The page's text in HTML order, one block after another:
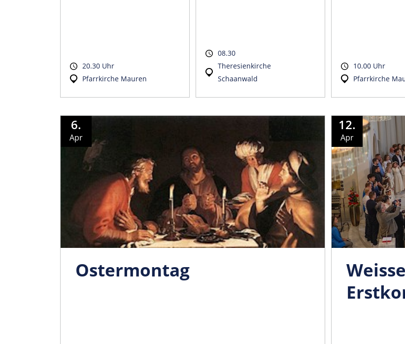
20.30 Uhr
Pfarrkirche Mauren
08.30
Theresienkirche
Schaanwald
10.00 Uhr
Pfarrkirche
6.
Apr
Ostermontag
12.
Apr